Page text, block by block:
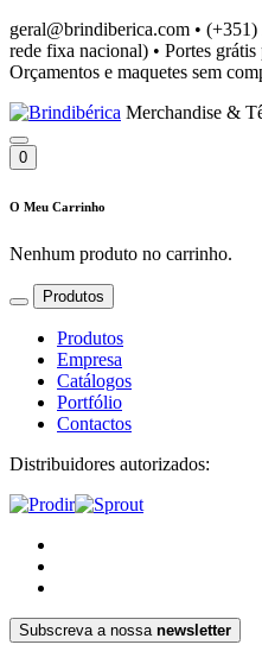
geral@brindiberica.com • (+351)
rede fixa nacional) • Portes
Orçamentos e maquetes sem
Merchandise &
0
O Meu Carrinho
Nenhum produto no carrinho.
Produtos
Produtos
Empresa
Catálogos
Portfólio
Contactos
Distribuidores autorizados:
Subscreva a nossa newsletter